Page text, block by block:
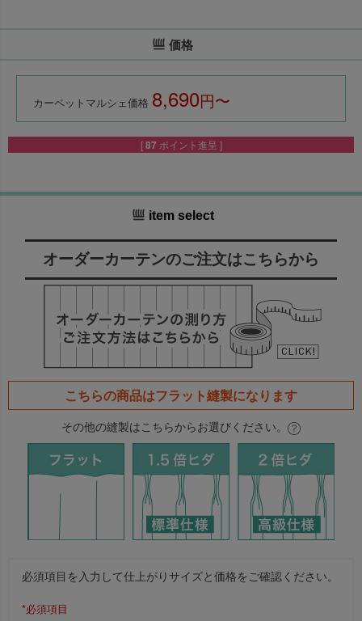
価格
カーペットマルシェ価格 8,690
[ 87 ポイント進呈 ]
item select
オーダーカーテンのご注文はこちらから
こちらの商品はフラット縫製になります
その他の縫製はこちらからお選びください。
必須項目を入力して仕上がりサイズと価格をご確認ください。
*必須項目